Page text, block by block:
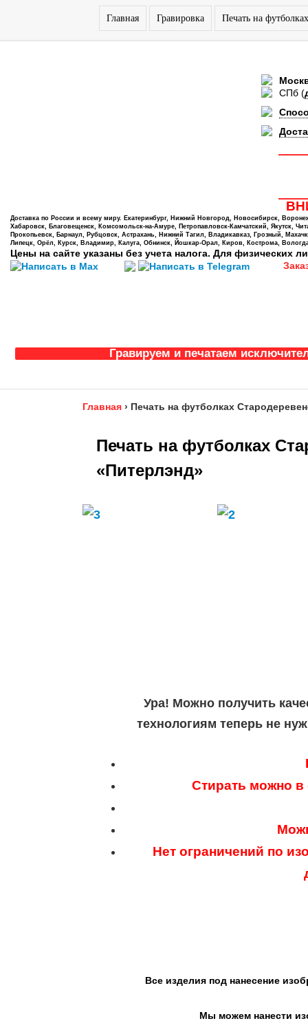
Главная Гравировка Печать на футболках
СПб (
Доставка по России и всему миру. Екатеринбург, Нижний Новгород, Новосибирск,
Хабаровск, Благовещенск, Комсомольск-на-Амуре, Петропавловск-Камчатский, Якутск,
Прокопьевск, Барнаул, Рубцовск, Астрахань, Нижний Тагил, Владикавказ, Грозный,
Липецк, Орёл, Курск, Владимир, Калуга, Обнинск, Йошкар-Орал, Киров, Кострома,
Цены на сайте указаны без учета налога. Для физических
Гравируем и печатаем
Главная › Печать на футболках
Печать на футболках
«Питерлэнд»
Ура! Можно получить
технологиям теперь не
Стирать можно в
Нет ограничений по
Все изделия под нанесение
Мы можем нанести